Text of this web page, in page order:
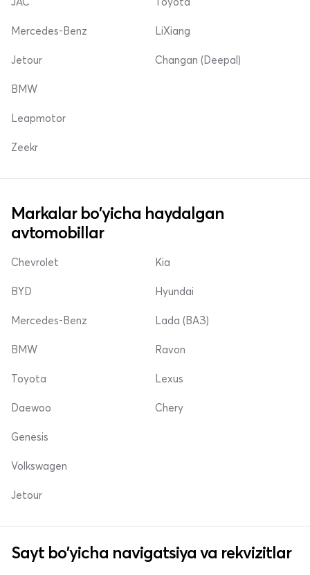
Mercedes-Benz
Jetour
LiXiang
Changan (Deepal)
BMW
Leapmotor
Zeekr
Markalar bo'yicha haydalgan
avtomobillar
Chevrolet
BYD
Mercedes-Benz
Kia
Hyundai
Lada (ВАЗ)
BMW
Toyota
Daewoo
Ravon
Lexus
Chery
Genesis
Volkswagen
Jetour
Sayt bo'yicha navigatsiya va rekvizitlar